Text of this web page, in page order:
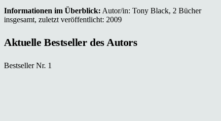
Informationen im Überblick: Autor/in: Tony Black, 2 Bücher
insgesamt, zuletzt veröffentlicht: 2009
Aktuelle Bestseller des Autors
Bestseller Nr. 1